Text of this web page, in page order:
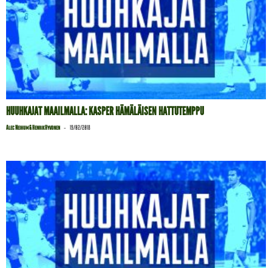
HUUHKAJAT MAAILMALLA: KASPER HÄMÄLÄISEN HATTUTEMPPU
Alec Neihum & Henrik Hyvönen - 19/02/2018